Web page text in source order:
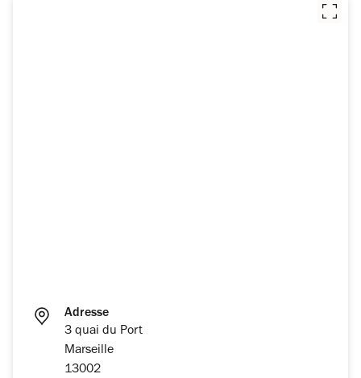
Adresse
3 quai du Port
Marseille
13002